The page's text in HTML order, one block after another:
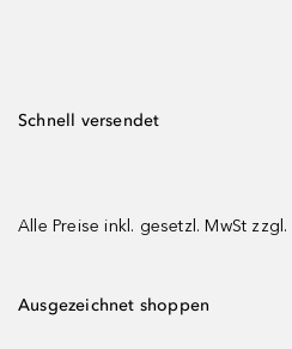
Schnell versendet
Alle Preise inkl. gesetzl. MwSt zzgl.
Ausgezeichnet shoppen